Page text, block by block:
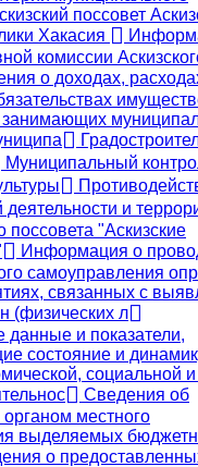
поссовет
Хакасия
комиссии
о доходах,
занимающих
Муниципальный
деятельности и
поссовета "Аскизские
Информация о
самоуправления
связанных с
(физических л
данные и показатели,
состояние и
социальной
Сведения об
местного
выделяемых
о